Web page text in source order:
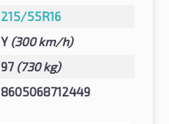
215/55R16
Y (300 km/h)
97 (730 kg)
8605068712449